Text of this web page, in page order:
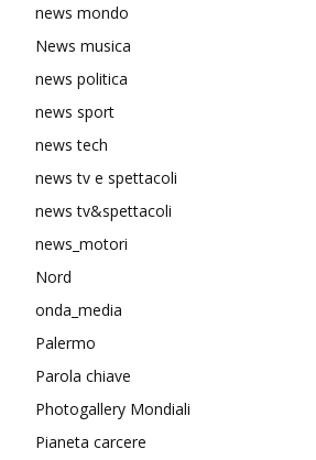
news mondo
News musica
news politica
news sport
news tech
news tv e spettacoli
news tv&spettacoli
news_motori
Nord
onda_media
Palermo
Parola chiave
Photogallery Mondiali
Pianeta carcere